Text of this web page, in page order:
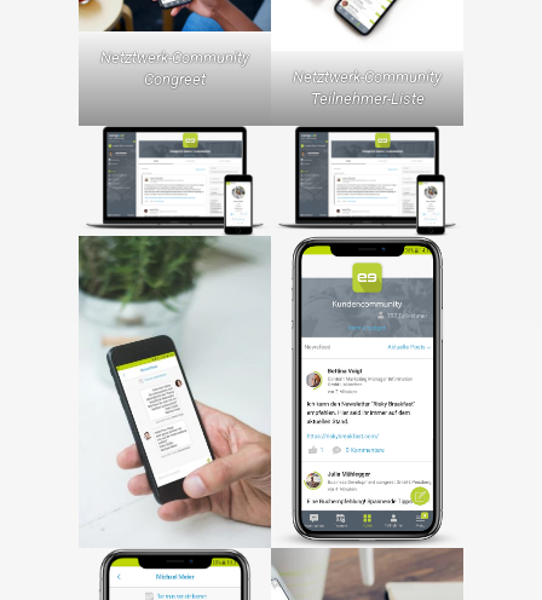
Netztwerk-Community
Congreet
Netztwerk-Community
Teilnehmer-Liste